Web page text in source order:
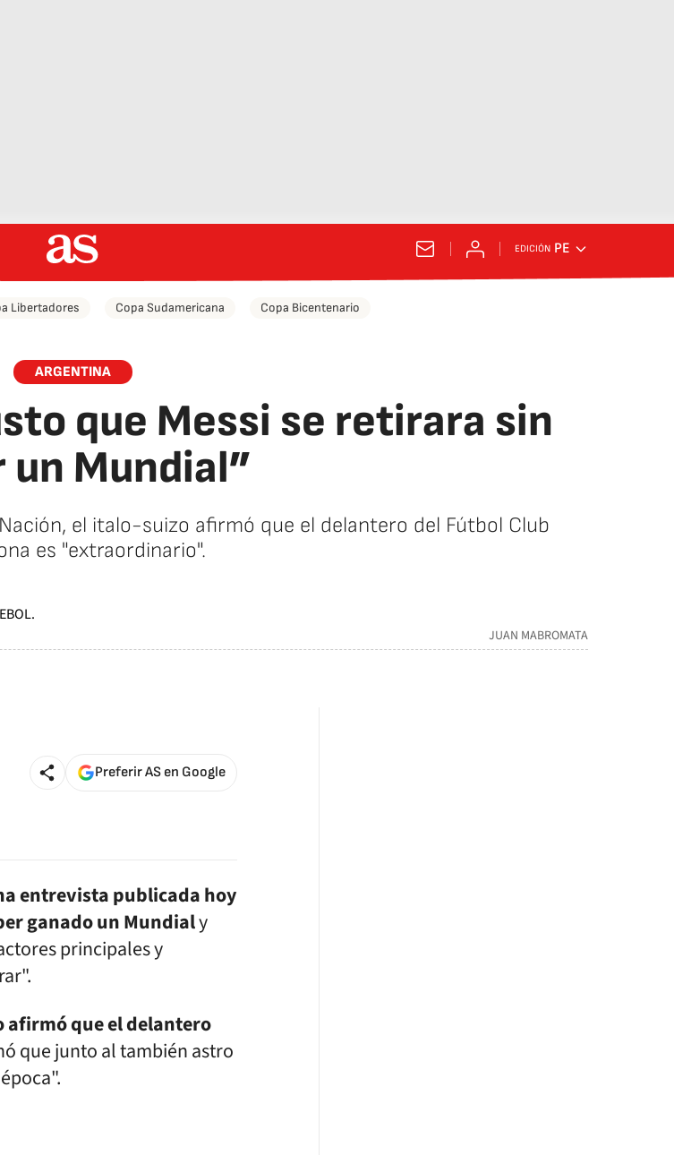
EDICIÓN PE
Libertadores Copa Sudamericana Copa Bicentenario
ARGENTINA
que Messi se retirara sin
un Mundial”
el italo-suizo afirmó que el delantero del Fútbol Club
es "extraordinario".
JUAN MABROMATA
Preferir AS en Google
entrevista publicada hoy
ganado un Mundialy
principales y
afirmó que el delantero
que junto al también astro